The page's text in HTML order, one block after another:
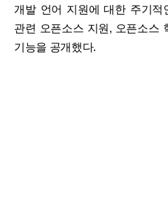
개발 언어 지원에 대한 주기적
관련 오픈소스 지원, 오픈소스
기능을 공개했다.